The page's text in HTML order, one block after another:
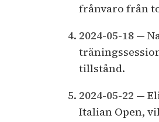
frånvaro från
2024-05-18—
tillstånd.
2024-05-22 —
Italian Open,